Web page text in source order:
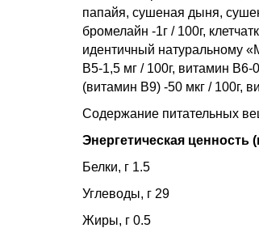
папайя, сушеная дыня,
бромелайн -1г / 100г,
идентичный натуральному
В5-1,5 мг / 100г, витамин В6-
(витамин В9) -50 мкг / 100г,
Содержание питательных
Энергетическая ценность
Белки, г 1.5
Углеводы, г 29
Жиры, г 0.5